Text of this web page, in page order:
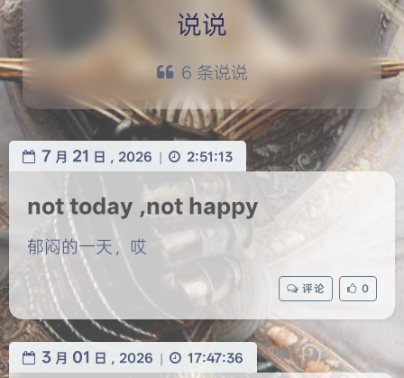
说说
6 条说说
7 月 21 日 , 2026 | 2:51:13
not today ,not happy
郁闷的一天，哎
评论 0
3 月 01 日 , 2026 | 17:47:36